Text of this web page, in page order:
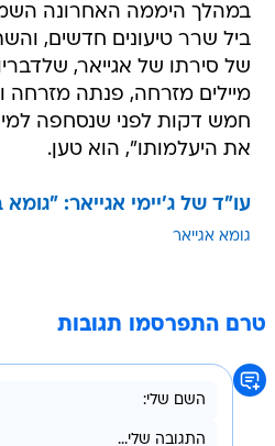
במהלך היממה האחרונה
של סירתו של אגייאר,
מיילים מזרחה, פנתה
חמש דקות לפני שנסחפה
את היעלמותו", הוא טען.
עו"ד של ג'יימי אגייאר:
גומא אגייאר
טרם התפרסמו תגובות